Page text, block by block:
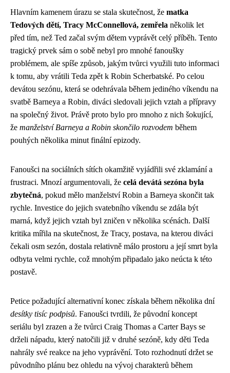
Hlavním kamenem úrazu se stala skutečnost, že matka
Tedových dětí, Tracy McConnellová, zemřela několik let
před tím, než Ted začal svým dětem vyprávět celý příběh. Tento
tragický prvek sám o sobě nebyl pro mnohé fanoušky
problémem, ale spíše způsob, jakým tvůrci využili tuto informaci
k tomu, aby vrátili Teda zpět k Robin Scherbatské. Po celou
devátou sezónu, která se odehrávala během jediného víkendu na
svatbě Barneya a Robin, diváci sledovali jejich vztah a přípravy
na společný život. Právě proto bylo pro mnoho z nich šokující,
že manželství Barneya a Robin skončilo rozvodem během
pouhých několika minut finální epizody.
Fanoušci na sociálních sítích okamžitě vyjádřili své zklamání a
frustraci. Mnozí argumentovali, že celá devátá sezóna byla
zbytečná, pokud mělo manželství Robin a Barneya skončit tak
rychle. Investice do jejich svatebního víkendu se zdála být
marná, když jejich vztah byl zničen v několika scénách. Další
kritika mířila na skutečnost, že Tracy, postava, na kterou diváci
čekali osm sezón, dostala relativně málo prostoru a její smrt byla
odbyta velmi rychle, což mnohým připadalo jako neúcta k této
postavě.
Petice požadující alternativní konec získala během několika dní
desítky tisíc podpisů. Fanoušci tvrdili, že původní koncept
seriálu byl zrazen a že tvůrci Craig Thomas a Carter Bays se
drželi nápadu, který natočili již v druhé sezóně, kdy děti Teda
nahrály své reakce na jeho vyprávění. Toto rozhodnutí držet se
původního plánu bez ohledu na vývoj charakterů během